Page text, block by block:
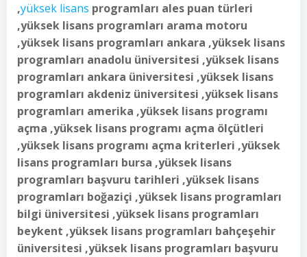
,yüksek lisans programları ales puan türleri
,yüksek lisans programları arama motoru
,yüksek lisans programları ankara ,yüksek lisans
programları anadolu üniversitesi ,yüksek lisans
programları ankara üniversitesi ,yüksek lisans
programları akdeniz üniversitesi ,yüksek lisans
programları amerika ,yüksek lisans programı
açma ,yüksek lisans programı açma ölçütleri
,yüksek lisans programı açma kriterleri ,yüksek
lisans programları bursa ,yüksek lisans
programları başvuru tarihleri ,yüksek lisans
programları boğaziçi ,yüksek lisans programları
bilgi üniversitesi ,yüksek lisans programları
beykent ,yüksek lisans programları bahçeşehir
üniversitesi ,yüksek lisans programları başvuru